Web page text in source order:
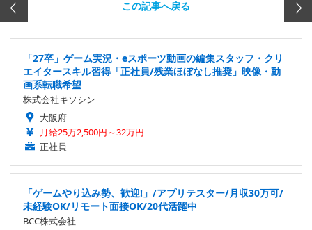
この記事へ戻る
「27卒」ゲーム実況・eスポーツ動画の編集スタッフ・クリ
エイタースキル習得「正社員/残業ほぼなし推奨」映像・動
画系転職希望
株式会社キソシン
大阪府
月給25万2,500円～32万円
正社員
「ゲームやり込み勢、歓迎!」/アプリテスター/月収30万可/
未経験OK/リモート面接OK/20代活躍中
BCC株式会社